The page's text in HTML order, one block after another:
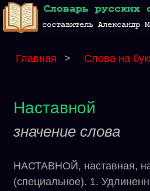
Главная > Слова на
Наставной
значение слова
НАСТАВНОЙ, наставная,
(специальное). 1.